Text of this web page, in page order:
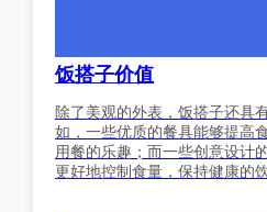
饭搭子价值
除了美观的外表，饭搭子还具
如，一些优质的餐具能够提高
用餐的乐趣；而一些创意设计
更好地控制食量，保持健康的